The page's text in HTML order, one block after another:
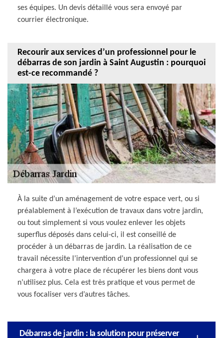
ses équipes. Un devis détaillé vous sera envoyé par
courrier électronique.
Recourir aux services d’un professionnel pour le
débarras de son jardin à Saint Augustin : pourquoi
est-ce recommandé ?
À la suite d’un aménagement de votre espace vert, ou si
préalablement à l’exécution de travaux dans votre jardin,
ou tout simplement si vous voulez enlever les objets
superflus déposés dans celui-ci, il est conseillé de
procéder à un débarras de jardin. La réalisation de ce
travail nécessite l’intervention d’un professionnel qui se
chargera à votre place de récupérer les biens dont vous
n’utilisez plus. Cela est très pratique et vous permet de
vous focaliser vers d’autres tâches.
Débarras de jardin : la solution pour préserver